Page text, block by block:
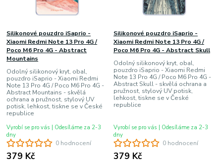
0 hodnocení
Silikonové pouzdro iSaprio -
Xiaomi Redmi Note 13 Pro 4G /
Poco M6 Pro 4G - Abstract
Mountains
Odolný silikonový kryt, obal,
pouzdro iSaprio - Xiaomi Redmi
Note 13 Pro 4G / Poco M6 Pro 4G -
Abstract Mountains - skvělá
ochrana a pružnost, stylový UV
potisk, lehkost, tiskne se v České
republice
379 Kč
Vyrobí se pro vás | Odesíláme za 2-3
dny
0 hodnocení
Silikonové pouzdro iSaprio -
Xiaomi Redmi Note 13 Pro 4G /
Poco M6 Pro 4G - Abstract Skull
Odolný silikonový kryt, obal,
pouzdro iSaprio - Xiaomi Redmi
Note 13 Pro 4G / Poco M6 Pro 4G -
Abstract Skull - skvělá ochrana a
pružnost, stylový UV potisk,
lehkost, tiskne se v České
republice
379 Kč
Vyrobí se pro vás | Odesíláme za 2-3
dny